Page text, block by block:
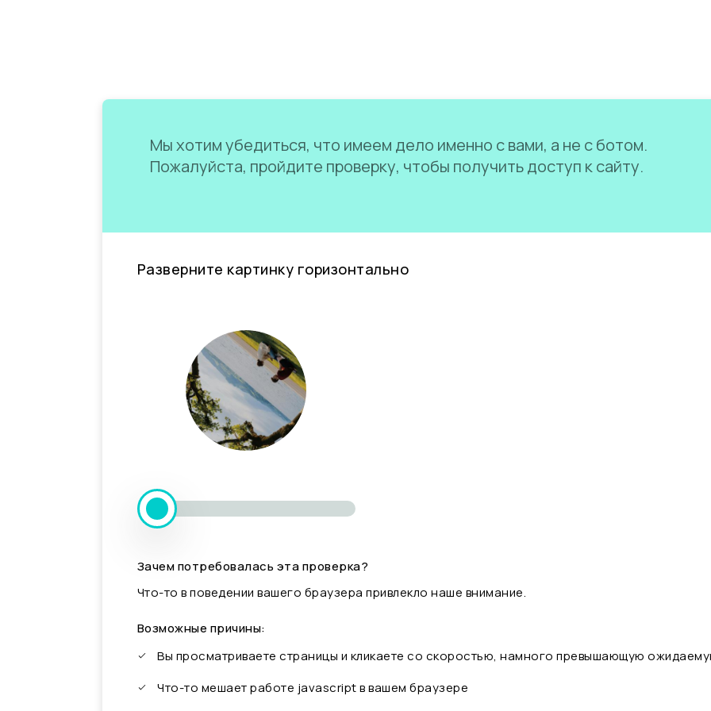
Мы хотим убедиться, что имеем дело именно с вами, а не с ботом.
Пожалуйста, пройдите проверку, чтобы получить доступ к сайту.
Разверните картинку горизонтально
Зачем потребовалась эта проверка?
Что-то в поведении вашего браузера привлекло наше внимание.
Возможные причины:
Вы просматриваете страницы и кликаете со скоростью, намного превышающую
Что-то мешает работе javascript в вашем браузере